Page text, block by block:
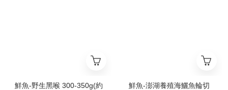
鮮魚-野生黑喉 300-350g(約
鮮魚-澎湖養殖海鱺魚輪切